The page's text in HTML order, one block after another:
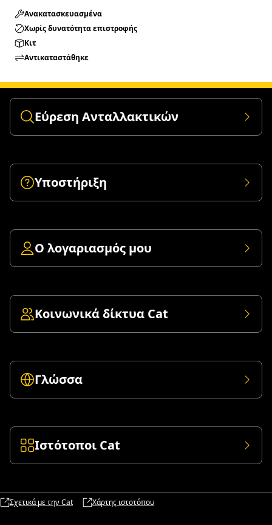
Ανακατασκευασμένα
Χωρίς δυνατότητα επιστροφής
Κιτ
Αντικαταστάθηκε
Εύρεση Ανταλλακτικών
Υποστήριξη
Ο λογαριασμός μου
Κοινωνικά δίκτυα Cat
Γλώσσα
Ιστότοποι Cat
Σχετικά με την Cat Χάρτης ιστοτόπου